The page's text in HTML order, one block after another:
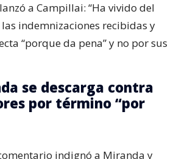
a Campillai: “Ha vivido del
las indemnizaciones recibidas y
“porque da pena” y no por sus
se descarga contra
por término “por
indignó a Miranda y